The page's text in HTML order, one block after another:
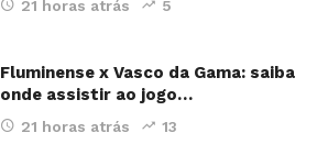
21 horas atrás 5
Fluminense x Vasco da Gama: saiba
onde assistir ao jogo…
21 horas atrás 13